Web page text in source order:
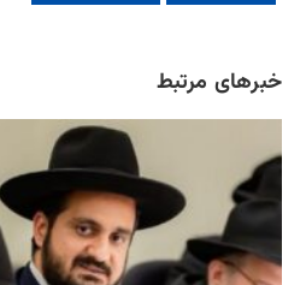
خبرهای مرتبط